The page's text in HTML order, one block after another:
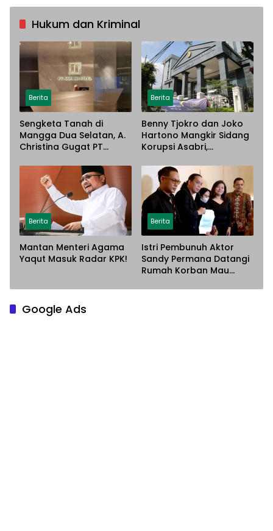
Hukum dan Kriminal
Berita
Sengketa Tanah di
Mangga Dua Selatan, A.
Christina Gugat PT
Dugaan Penyerobotan
Lahan
Berita
Benny Tjokro dan Joko
Hartono Mangkir Sidang
Korupsi Asabri,
Paksa
Berita
Mantan Menteri Agama
Yaqut Masuk Radar KPK!
Berita
Istri Pembunuh Aktor
Sandy Permana Datangi
Rumah Korban Mau
Google Ads